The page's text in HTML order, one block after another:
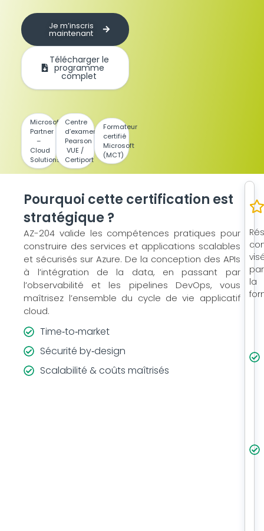
Je m’inscris
maintenant
Télécharger le
programme
complet
Microsoft
Partner
–
Cloud
Solutions
Centre
d’examen
Pearson
VUE /
Certiport
Formateur
certifié
Microsoft
(MCT)
Pourquoi cette certification est
stratégique ?
AZ-204 valide les compétences pratiques pour
construire des services et applications scalables
et sécurisés sur Azure. De la conception des APIs
à l’intégration de la data, en passant par
l’observabilité et les pipelines DevOps, vous
maîtrisez l’ensemble du cycle de vie applicatif
cloud.
Time‑to‑market
Sécurité by‑design
Scalabilité & coûts maîtrisés
par
la